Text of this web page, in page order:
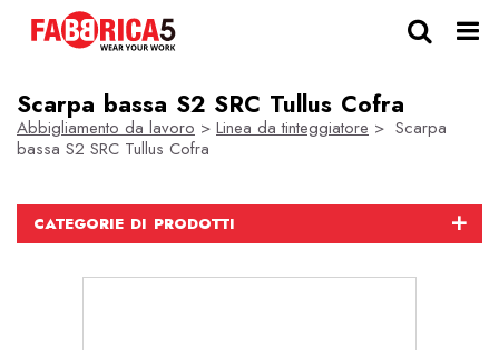
Scarpa bassa S2 SRC Tullus Cofra
Abbigliamento da lavoro > Linea da tinteggiatore > Scarpa
bassa S2 SRC Tullus Cofra
CATEGORIE DI PRODOTTI